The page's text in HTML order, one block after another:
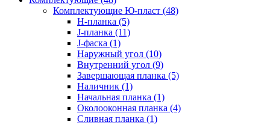
Комплектующие Ю-пласт (48)
H-планка (5)
J-планка (11)
J-фаска (1)
Наружный угол (10)
Внутренний угол (9)
Завершающая планка (5)
Наличник (1)
Начальная планка (1)
Околооконная планка (4)
Сливная планка (1)